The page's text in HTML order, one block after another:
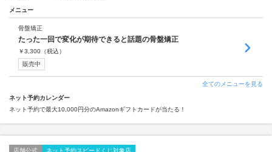
メニュー
骨盤矯正
たった一回で変化が期待できると話題の骨盤矯正
￥3,300 （税込）
販売中
全てのメニューを見る
ネット予約カレンダー
ネット予約で最大10,000円分のAmazonギフトカードが当たる！
店舗公式 ネット予約スピードくじ対象店